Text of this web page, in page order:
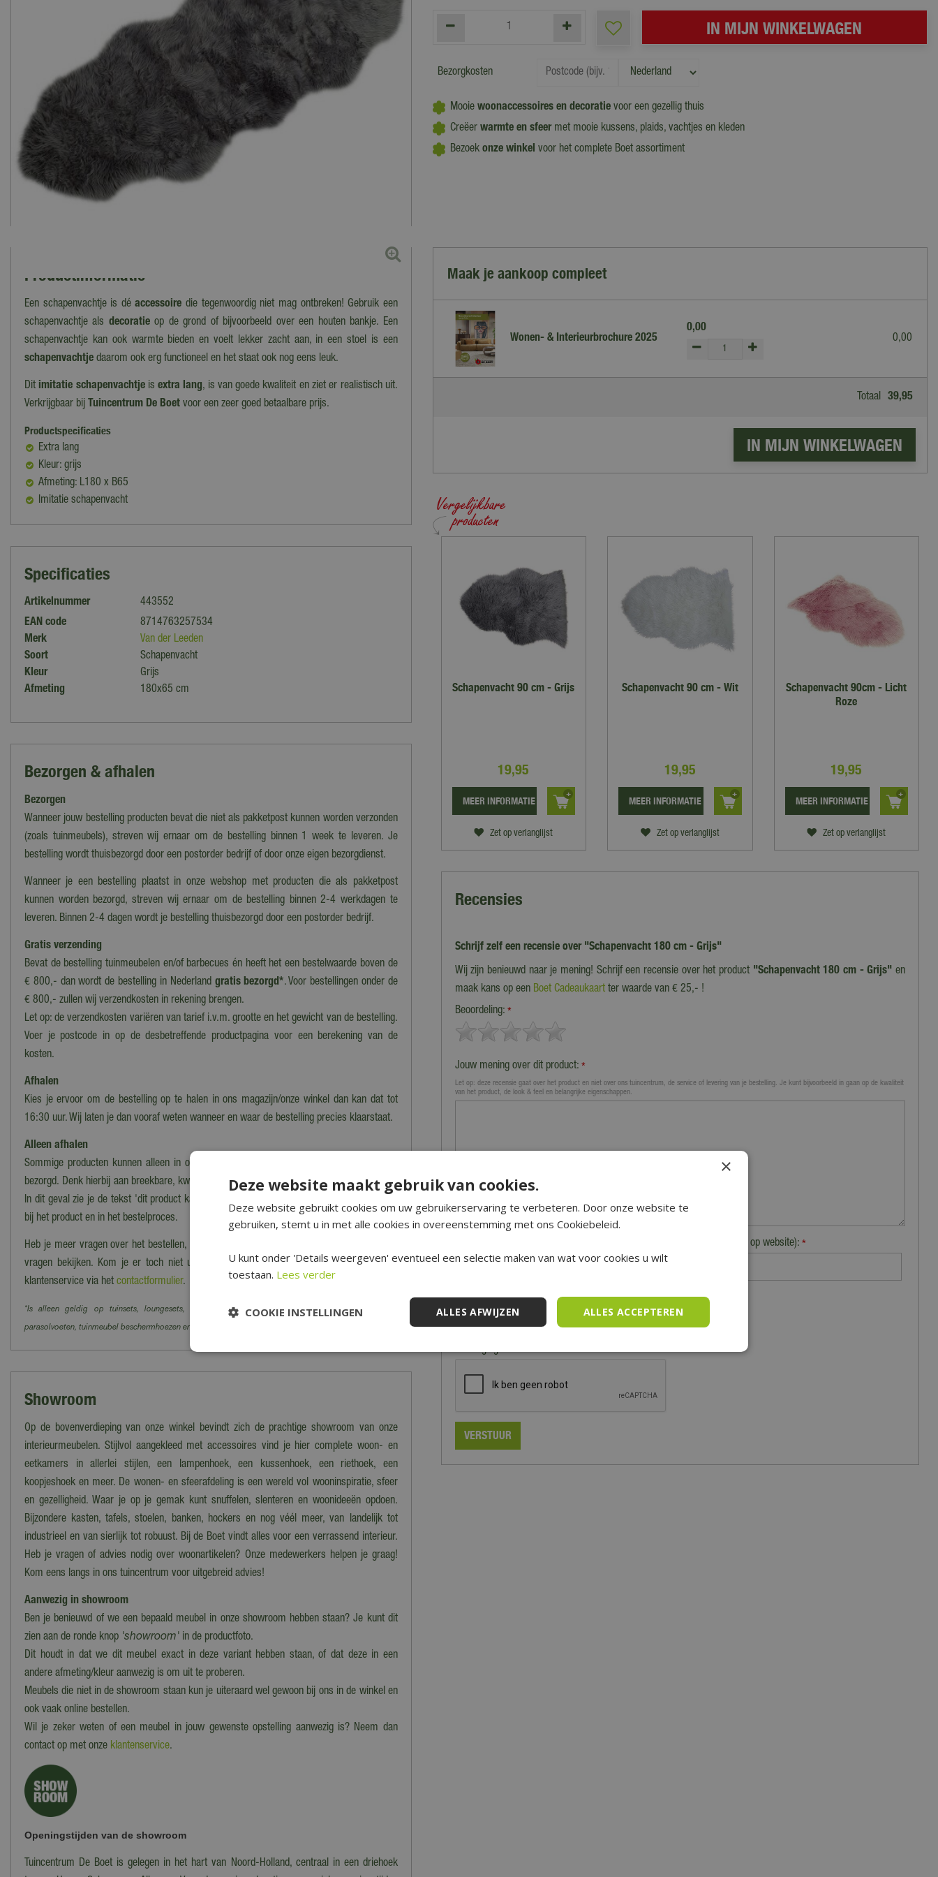
Bezorgkosten
Mooie woonaccessoires en decoratievoor een gezellig thuis
Creëer warmte en sfeermet mooie kussens, plaids, vachtjes en kleden
Bezoek onze winkel voor het complete Boet assortiment
Productinformatie
Een schapenvachtje is déaccessoire die tegenwoordig niet mag ontbreken! Gebruik een
schapenvachtje als decoratieop de grond of bijvoorbeeld over een houten bankje. Een
schapenvachtje kan ook warmte bieden en voelt lekker zacht aan, in een stoel is een
schapenvachtje daarom ook erg functioneel en het staat ook nog eens leuk.
Dit imitatie schapenvachtjeisextra lang , is van goede kwaliteit en ziet er realistisch uit.
Verkrijgbaar bij Tuincentrum De Boet voor een zeer goed betaalbare prijs.
Productspecificaties
Extra lang
Kleur: grijs
Afmeting: L180 x B65
Imitatie schapenvacht
Specificaties
Artikelnummer
443552
EAN code
8714763257534
Merk
Van der Leeden
Soort
Schapenvacht
Kleur
Grijs
Afmeting
180x65 cm
Bezorgen & afhalen
Bezorgen
Wanneer jouw bestelling producten bevat die niet als pakketpost kunnen worden verzonden
(zoals tuinmeubels), streven wij ernaar om de bestelling binnen 1 week te leveren. Je
bestelling wordt thuisbezorgd door een postorder bedrijf of door onze eigen bezorgdienst.
Wanneer je een bestelling plaatst in onze webshop met producten die als pakketpost
kunnen worden bezorgd, streven wij ernaar om de bestelling binnen 2-4 werkdagen te
leveren. Binnen 2-4 dagen wordt je bestelling thuisbezorgd door een postorder bedrijf.
Gratis verzending
Bevat de bestelling tuinmeubelen en/of barbecues én heeft het een bestelwaarde boven de
€ 800,- dan wordt de bestelling in Nederland gratis bezorgd*. Voor bestellingen onder de
€ 800,- zullen wij verzendkosten in rekening brengen.
Let op: de verzendkosten variëren van tarief i.v.m. grootte en het gewicht van de bestelling.
Voer je postcode in op de desbetreffende productpagina voor een berekening van de
kosten.
Afhalen
Kies je ervoor om de bestelling op te halen in ons magazijn/onze winkel dan kan dat tot
16:30 uur. Wij laten je dan vooraf weten wanneer en waar de bestelling precies klaarstaat.
Alleen afhalen
Sommige producten kunnen alleen in onze winkel worden afgehaald en worden dus niet
bezorgd. Denk hierbij aan breekbare, kwetsbare, zware of moeilijk te vervoeren producten.
In dit geval zie je de tekst 'dit product kan alleen worden opgehaald, niet verzonden' staan
bij het product en in het bestelproces.
Heb je meer vragen over het bestellen, bezorgen en/of afhalen kun je
vragen bekijken. Kom je er toch niet uit? Dan kun je altijd contact opnemen met onze
klantenservice via het contactformulier.
*Is alleen geldig op tuinsets, loungesets, tuinstoelen, tuintafels, tuinbanken, ligbanken, parasols,
parasolvoeten, tuinmeubel beschermhoezen en barbecues.
Showroom
Op de bovenverdieping van onze winkel bevindt zich de prachtige showroom van onze
interieurmeubelen. Stijlvol aangekleed met accessoires vind je hier complete woon- en
eetkamers in allerlei stijlen, een lampenhoek, een kussenhoek, een riethoek, een
koopjeshoek en meer. De wonen- en sfeerafdeling is een wereld vol wooninspiratie, sfeer
en gezelligheid. Waar je op je gemak kunt snuffelen, slenteren en woonideeën opdoen.
Bijzondere kasten, tafels, stoelen, banken, hockers en nog véél meer, van landelijk tot
industrieel en van sierlijk tot robuust. Bij de Boet vindt alles voor een verrassend interieur.
Heb je vragen of advies nodig over woonartikelen? Onze medewerkers helpen je graag!
Kom eens langs in ons tuincentrum voor uitgebreid advies!
Aanwezig in showroom
Ben je benieuwd of we een bepaald meubel in onze showroom hebben staan? Je kunt dit
zien aan de ronde knop 'showroom' in de productfoto.
Dit houdt in dat we dit meubel exact in deze variant hebben staan, of dat deze in een
andere afmeting/kleur aanwezig is om uit te proberen.
Meubels die niet in de showroom staan kun je uiteraard wel gewoon bij ons in de winkel en
ook vaak online bestellen.
Wil je zeker weten of een meubel in jouw gewenste opstelling aanwezig is? Neem dan
contact op met onze klantenservice.
Openingstijden van de showroom
Tuincentrum De Boet is gelegen in het hart van Noord-Holland, centraal in een driehoek
Maak je aankoop compleet
Wonen- & Interieurbrochure 2025
0,00
0,00
Totaal 39,95
Schapenvacht 90 cm - Grijs
19,95
Zet op verlanglijst
MEER INFORMATIE
Schapenvacht 90 cm - Wit
19,95
Zet op verlanglijst
MEER INFORMATIE
Schapenvacht 90cm - Licht
Roze
19,95
Zet op verlanglijst
MEER INFORMATIE
Recensies
Schrijf zelf een recensie over "Schapenvacht 180 cm - Grijs"
Wij zijn benieuwd naar je mening! Schrijf een recensie over het product "Schapenvacht 180 cm - Grijs" en
maak kans op een Boet Cadeaukaartter waarde van € 25,- !
Beoordeling: *
Jouw mening over dit product: *
Let op: deze recensie gaat over het product en niet over ons tuincentrum, de service of levering van je bestelling. Je kunt bijvoorbeeld in gaan op de kwaliteit
van het product, de look & feel en belangrijke eigenschappen.
Plaats (zichtbaar op website):*
E-mailadres (niet zichtbaar):*
Beveiligingscontrole:
×
Deze website maakt gebruik van cookies.
Deze website gebruikt cookies om uw gebruikerservaring te verbeteren. Door onze website te
gebruiken, stemt u in met alle cookies in overeenstemming met ons Cookiebeleid.
U kunt onder 'Details weergeven' eventueel een selectie maken van wat voor cookies u wilt
toestaan. Lees verder
ALLES ACCEPTEREN
ALLES AFWIJZEN
COOKIE INSTELLINGEN